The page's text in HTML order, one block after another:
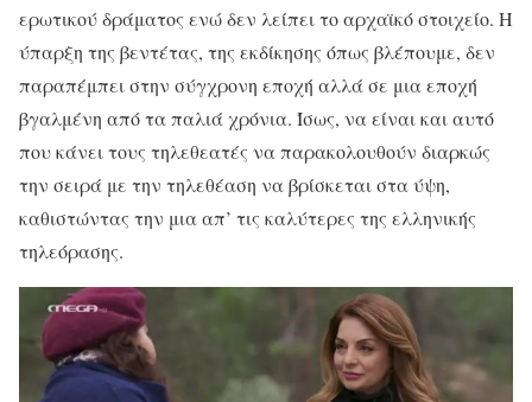
ερωτικού δράματος ενώ δεν λείπει το αρχαϊκό στοιχείο. Η
ύπαρξη της βεντέτας, της εκδίκησης όπως βλέπουμε, δεν
παραπέμπει στην σύγχρονη εποχή αλλά σε μια εποχή
βγαλμένη από τα παλιά χρόνια. Ίσως, να είναι και αυτό
που κάνει τους τηλεθεατές να παρακολουθούν διαρκώς
την σειρά με την τηλεθέαση να βρίσκεται στα ύψη,
καθιστώντας την μια απ’ τις καλύτερες της ελληνικής
τηλεόρασης.